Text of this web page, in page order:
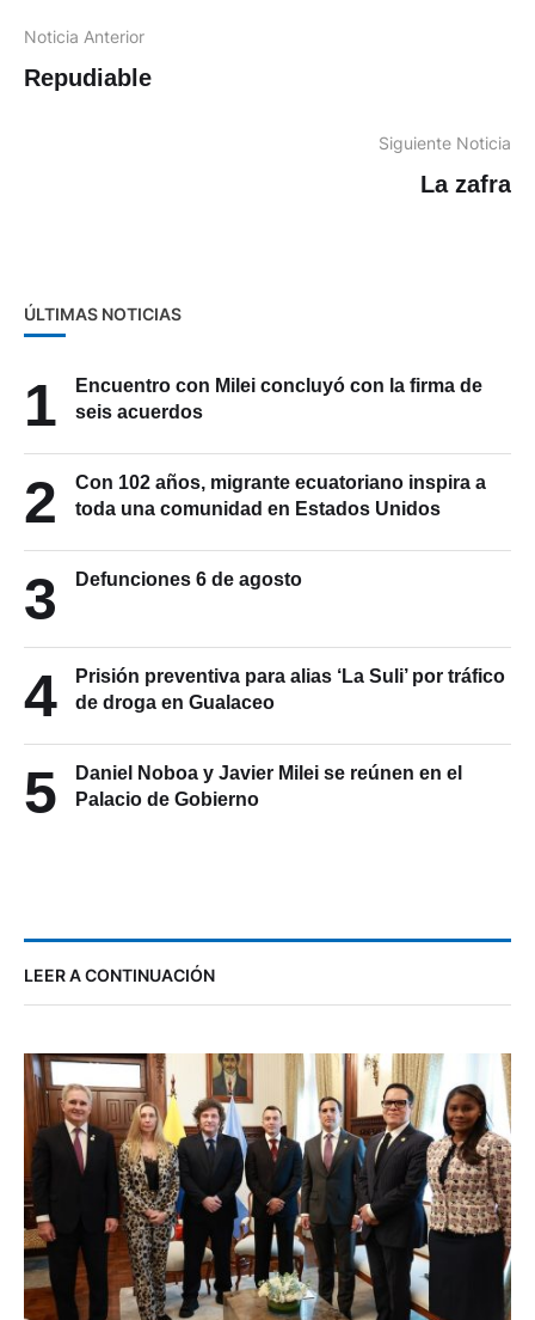
Noticia Anterior
Repudiable
Siguiente Noticia
La zafra
ÚLTIMAS NOTICIAS
1
Encuentro con Milei concluyó con la firma de
seis acuerdos
2
Con 102 años, migrante ecuatoriano inspira a
toda una comunidad en Estados Unidos
3 Defunciones 6 de agosto
4
Prisión preventiva para alias ‘La Suli’ por tráfico
de droga en Gualaceo
5
Daniel Noboa y Javier Milei se reúnen en el
Palacio de Gobierno
LEER A CONTINUACIÓN